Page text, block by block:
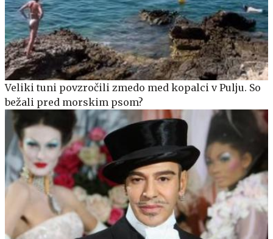
Veliki tuni povzročili zmedo med kopalci v Pulju. So
bežali pred morskim psom?